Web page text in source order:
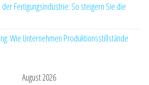
Fertigungsindustrie: So steigern Sie die
Wie Unternehmen Produktionsstillstände
August 2026